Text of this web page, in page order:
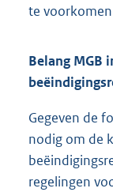
te
Belang MGB
Gegeven de
nodig om de
regelingen